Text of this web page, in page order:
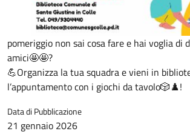
pomeriggio non sai cosa fare e hai voglia
amici🤩🤩?
💪Organizza la tua squadra e vieni in
l’appuntamento con i giochi da tavolo🎲♟️!
Data di Pubblicazione
21 gennaio 2026